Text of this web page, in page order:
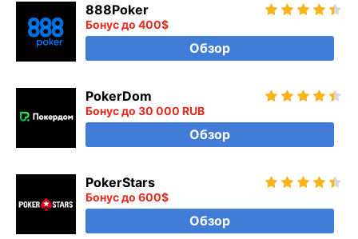
888Poker
Бонус до 400$
Обзор
PokerDom
Бонус до 30 000 RUB
Обзор
PokerStars
Бонус до 600$
Обзор